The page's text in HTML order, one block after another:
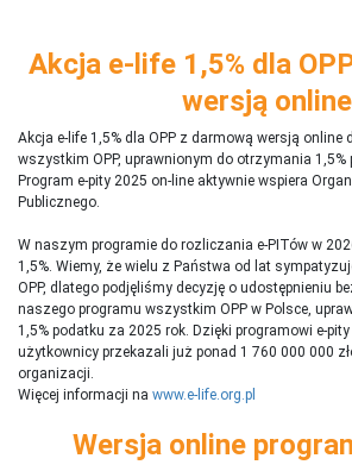
Akcja e-life 1,5% dla
wersją online
Akcja e-life 1,5% dla OPP z darmową wersją online
wszystkim OPP, uprawnionym do otrzymania 1,5%
Program e-pity 2025 on-line aktywnie wspiera
Publicznego.
W naszym programie do rozliczania e-PITów w
1,5%. Wiemy, że wielu z Państwa od lat
OPP, dlatego podjęliśmy decyzję o udostępnieniu
naszego programu wszystkim OPP w Polsce,
1,5% podatku za 2025 rok. Dzięki programowi e-
użytkownicy przekazali już ponad 1 760 000 000
organizacji.
Więcej informacji na www.e-life.org.pl
Wersja online